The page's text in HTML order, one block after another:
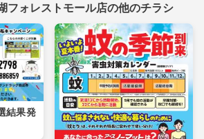
フォレストモール店の他のチラシ
結果発